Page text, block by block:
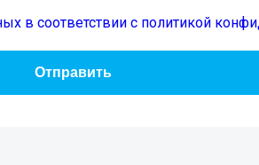
в соответствии с политикой